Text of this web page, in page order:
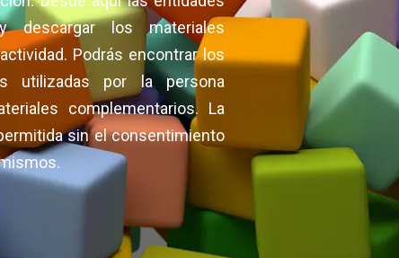
descargar los materiales
Podrás encontrar los
utilizadas por la persona
complementarios. La
sin el consentimiento